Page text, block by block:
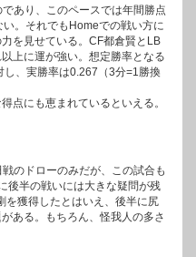
あり、このペースでは年間勝点
。それでもHomeでの戦い方に
を見せている。CF都倉賢とLB
上に運が強い。想定勝率となる
、実勝率は0.267（3分=1勝換
点にも恵まれているといえる。
のドローのみだが、この試合も
後半の戦いには大きな疑問が残
を獲得したとはいえ、後半に尻
ある。もちろん、怪我人の多さ